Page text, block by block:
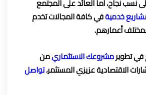
نجاح، أما العائد على المجتمع
خدميةفي كافة المجالات تخدم
أعمارهم.
تطويرمشروعك الاستثماريمن
الاقتصادية عزيزي المستثمر،تواصل